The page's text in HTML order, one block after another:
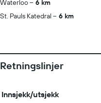
Waterloo
6 km
St. Pauls Katedral
6 km
Retningslinjer
Innsjekk/utsjekk